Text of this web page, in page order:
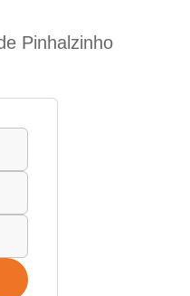
Pinhalzinho